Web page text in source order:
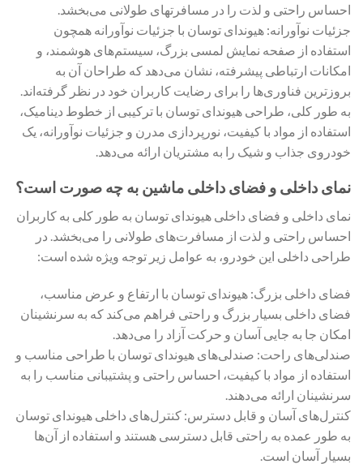
احساس راحتی و لذت را در مسافرتهای طولانی می‌بخشد.
جزئیات نوآورانه: هیوندای توسان با جزئیات نوآورانه همچون
استفاده از صفحه نمایش لمسی بزرگ، سیستم‌های هوشمند، و
امکانات ارتباطی پیشرفته، نشان می‌دهد که طراحان آن به
بروزترین فناوری‌ها را برای رضایت کاربران خود در نظر گرفته‌اند.
به طور کلی، طراحی هیوندای توسان با ترکیبی از خطوط دینامیک،
استفاده از مواد با کیفیت، نورپردازی مدرن و جزئیات نوآورانه، یک
خودروی جذاب و شیک را به مشتریان ارائه می‌دهد.
نمای داخلی و فضای داخلی ماشین به چه صورت است؟
نمای داخلی و فضای داخلی هیوندای توسان به طور کلی به کاربران
احساس راحتی و لذت از مسافرت‌های طولانی را می‌بخشد. در
طراحی داخلی این خودرو، به عوامل زیر توجه ویژه شده است:
فضای داخلی بزرگ: هیوندای توسان با ارتفاع و عرض مناسب،
فضای داخلی بسیار بزرگ و راحتی فراهم می‌کند که به سرنشینان
امکان جا به جایی آسان و حرکت آزاد را می‌دهد.
صندلی‌های راحت: صندلی‌های هیوندای توسان با طراحی مناسب و
استفاده از مواد با کیفیت، احساس راحتی و پشتیبانی مناسب را به
سرنشینان ارائه می‌دهند.
کنترل‌های آسان و قابل دسترس: کنترل‌های داخلی هیوندای توسان
به طور عمده به راحتی قابل دسترسی هستند و استفاده از آن‌ها
بسیار آسان است.